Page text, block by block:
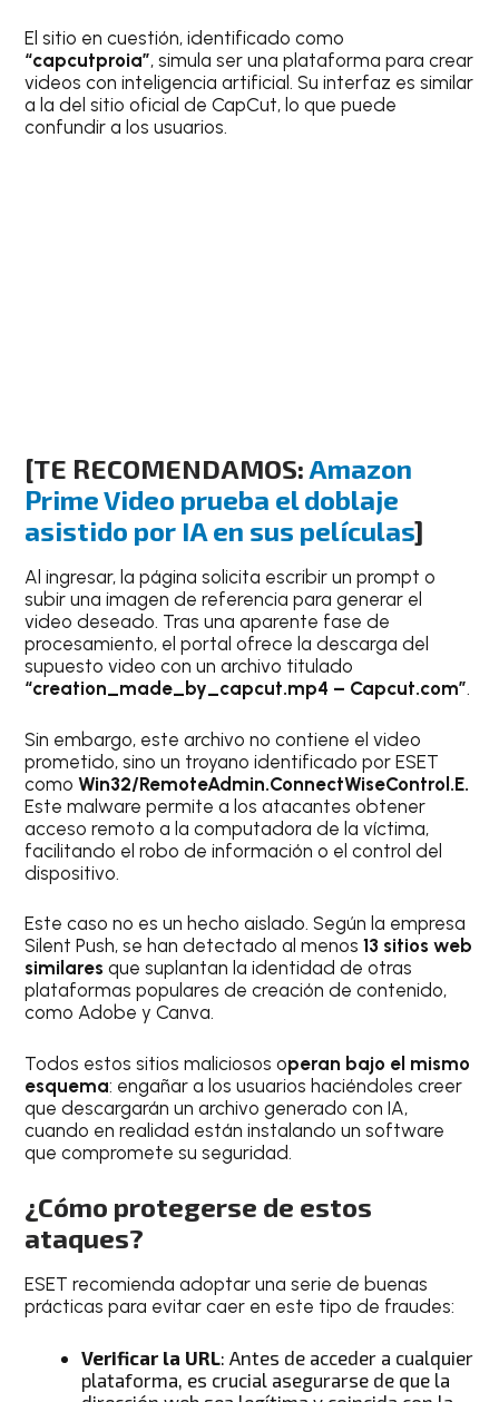
El sitio en cuestión, identificado como
“capcutproia”, simula ser una plataforma para crear
videos con inteligencia artificial. Su interfaz es similar
a la del sitio oficial de CapCut, lo que puede
confundir a los usuarios.
[TE RECOMENDAMOS: Amazon
Prime Video prueba el doblaje
asistido por IA en sus películas]
Al ingresar, la página solicita escribir un prompt o
subir una imagen de referencia para generar el
video deseado. Tras una aparente fase de
procesamiento, el portal ofrece la descarga del
supuesto video con un archivo titulado
“creation_made_by_capcut.mp4 – Capcut.com”.
Sin embargo, este archivo no contiene el video
prometido, sino un troyano identificado por ESET
comoWin32/RemoteAdmin.ConnectWiseControl.E.
Este malware permite a los atacantes obtener
acceso remoto a la computadora de la víctima,
facilitando el robo de información o el control del
dispositivo.
Este caso no es un hecho aislado. Según la empresa
Silent Push, se han detectado al menos13 sitios web
similaresque suplantan la identidad de otras
plataformas populares de creación de contenido,
como Adobe y Canva.
Todos estos sitios maliciosos operan bajo el mismo
esquema: engañar a los usuarios haciéndoles creer
que descargarán un archivo generado con IA,
cuando en realidad están instalando un software
que compromete su seguridad.
¿Cómo protegerse de estos
ataques?
ESET recomienda adoptar una serie de buenas
prácticas para evitar caer en este tipo de fraudes:
Verificar la URL: Antes de acceder a cualquier
plataforma, es crucial asegurarse de que la